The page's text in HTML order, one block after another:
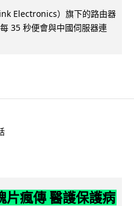
Electronics）旗下的路由器
35 秒便會與中國伺服器連
片瘋傳 醫護保護病